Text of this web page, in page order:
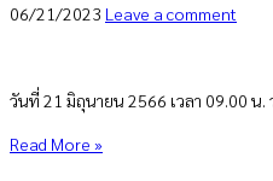
06/21/2023 Leave a comment
วันที่ 21 มิถุนายน 2566 เวลา 09.00 น.
Read More »